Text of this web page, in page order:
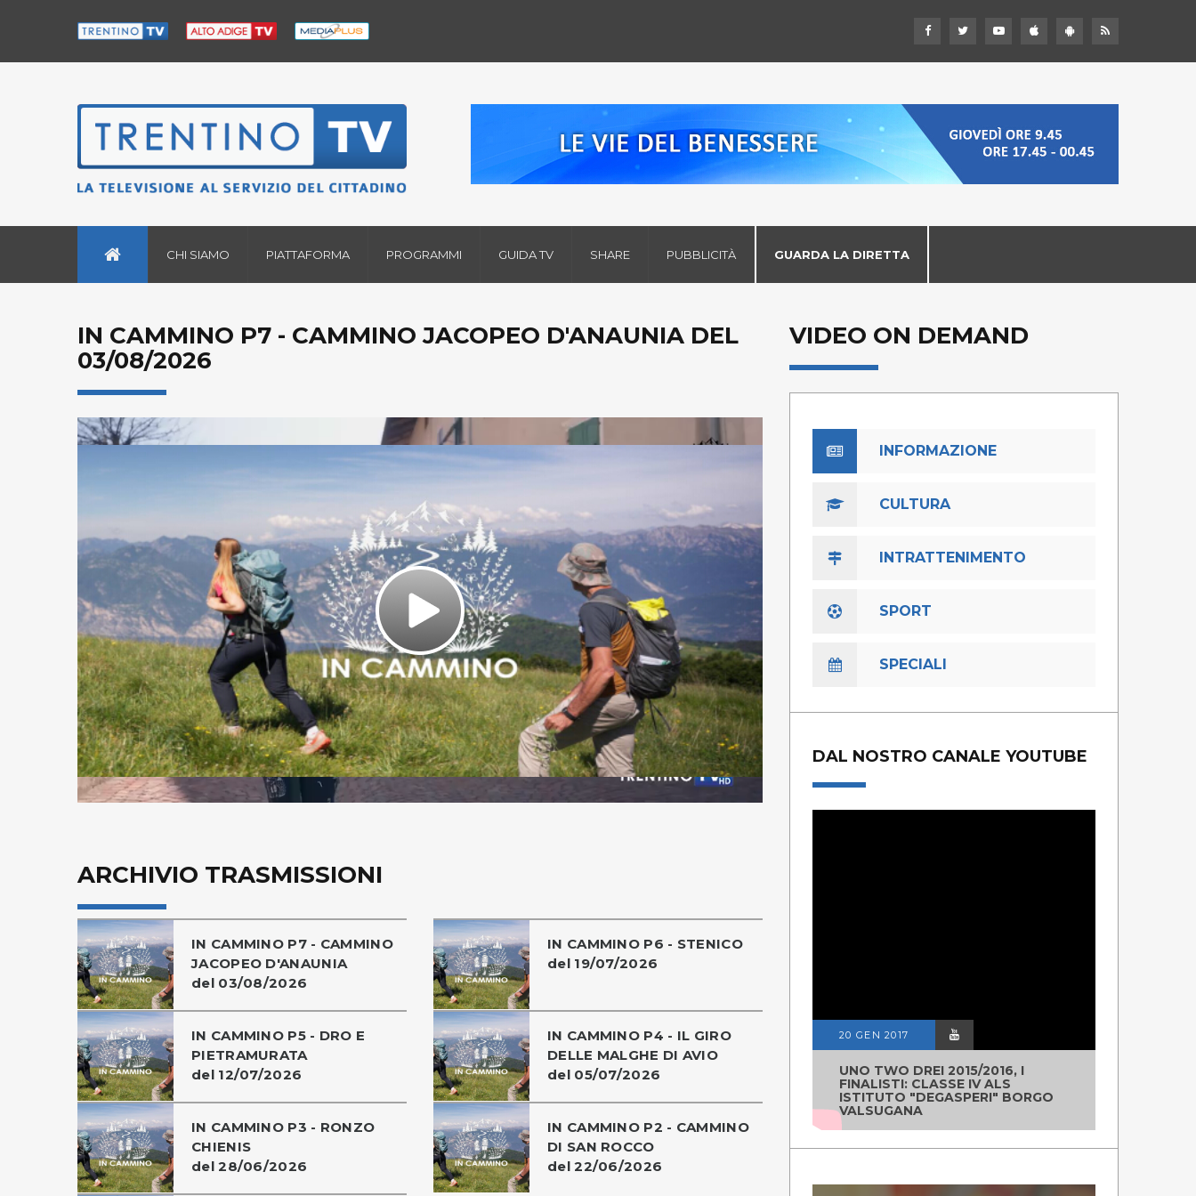
CHI SIAMO PIATTAFORMA PROGRAMMI GUIDA TV SHARE PUBBLICITÀ GUARDA LA DIRETTA
IN CAMMINO P7 - CAMMINO JACOPEO D'ANAUNIA DEL
03/08/2026
Play
Video
ARCHIVIO TRASMISSIONI
IN CAMMINO P7 - CAMMINO
JACOPEO D'ANAUNIA
del 03/08/2026
IN CAMMINO P6 - STENICO
del 19/07/2026
IN CAMMINO P5 - DRO E
PIETRAMURATA
del 12/07/2026
IN CAMMINO P4 - IL GIRO
DELLE MALGHE DI AVIO
del 05/07/2026
IN CAMMINO P3 - RONZO
CHIENIS
del 28/06/2026
IN CAMMINO P2 - CAMMINO
DI SAN ROCCO
del 22/06/2026
VIDEO ON DEMAND
INFORMAZIONE
CULTURA
INTRATTENIMENTO
SPORT
SPECIALI
DAL NOSTRO CANALE YOUTUBE
20 GEN 2017
UNO TWO DREI 2015/2016, I
FINALISTI: CLASSE IV ALS
ISTITUTO "DEGASPERI" BORGO
VALSUGANA